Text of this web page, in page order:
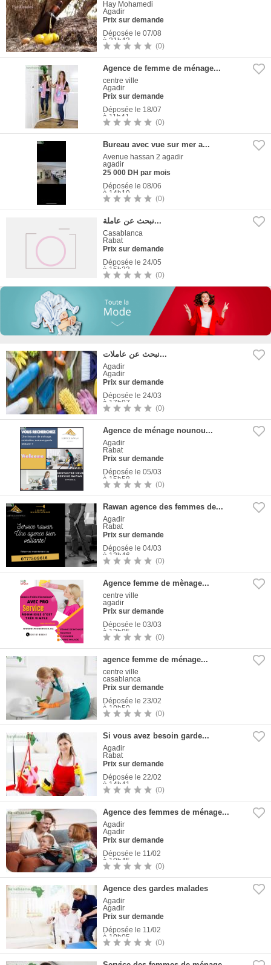
Déposée le 07/08
à 21h43
Hay Mohamedi
Agadir
Prix sur demande
(0)
Agence de femme de ménage...
Déposée le 18/07
à 11h41
centre ville
Agadir
Prix sur demande
(0)
Bureau avec vue sur mer a...
Déposée le 08/06
à 14h19
Avenue hassan 2 agadir
agadir
25 000 DH par mois
(0)
نبحث عن عاملة...
Déposée le 24/05
à 15h23
Casablanca
Rabat
Prix sur demande
(0)
نبحث عن عاملات...
Déposée le 24/03
à 17h07
Agadir
Agadir
Prix sur demande
(0)
Agence de ménage nounou...
Déposée le 05/03
à 15h58
Agadir
Rabat
Prix sur demande
(0)
Rawan agence des femmes de...
Déposée le 04/03
à 12h46
Agadir
Rabat
Prix sur demande
(0)
Agence femme de mènage...
Déposée le 03/03
à 12h05
centre ville
agadir
Prix sur demande
(0)
agence femme de ménage...
Déposée le 23/02
à 10h59
centre ville
casablanca
Prix sur demande
(0)
Si vous avez besoin garde...
Déposée le 22/02
à 14h41
Agadir
Rabat
Prix sur demande
(0)
Agence des femmes de ménage...
Déposée le 11/02
à 10h45
Agadir
Agadir
Prix sur demande
(0)
Agence des gardes malades
Déposée le 11/02
à 10h05
Agadir
Agadir
Prix sur demande
(0)